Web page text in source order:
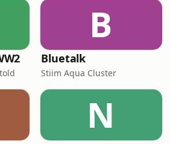
B
Bluetalk
Stiim Aqua Cluster
N